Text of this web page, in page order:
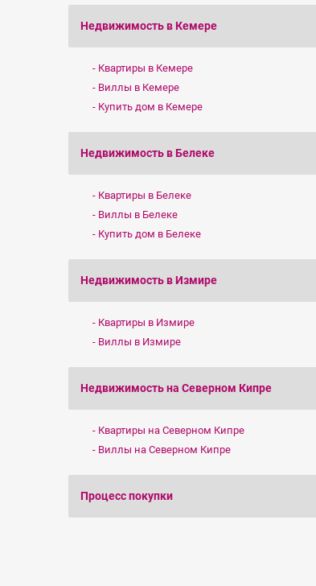
Недвижимость в Кемере
Квартиры в Кемере
Виллы в Кемере
Купить дом в Кемере
Недвижимость в Белеке
Квартиры в Белеке
Виллы в Белеке
Купить дом в Белеке
Недвижимость в Измире
Квартиры в Измире
Виллы в Измире
Недвижимость на Северном Кипре
Квартиры на Северном Кипре
Виллы на Северном Кипре
Процесс покупки